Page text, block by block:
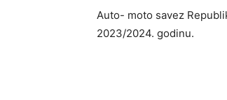
Auto- moto savez
2023/2024. godinu.